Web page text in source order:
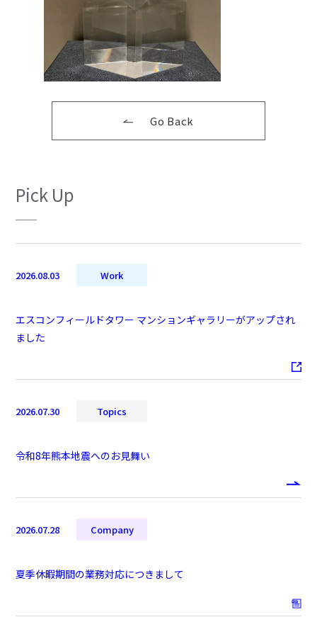
Go Back
Pick Up
2026.08.03 Work
エスコンフィールドタワー マンションギャラリーがアップされ
ました
2026.07.30 Topics
令和8年熊本地震へのお見舞い
2026.07.28 Company
夏季休暇期間の業務対応につきまして